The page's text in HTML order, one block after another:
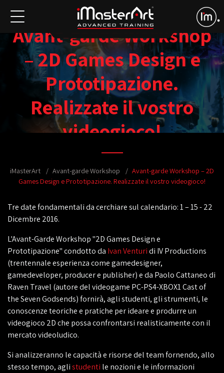
Avant-garde Workshop
– 2D Games Design e
Prototipazione.
Realizzate il vostro
videogioco!
iMasterArt Avant-garde Workshop
Avant-garde Workshop – 2D
Games Design e Prototipazione. Realizzate il vostro videogioco!
Tre date fondamentali da cerchiare sul calendario: 1 – 15 - 22
Dicembre 2016.
L'Avant-Garde Workshop "2D Games Design e
Prototipazione" condotto da Ivan Venturidi IV Productions
(trentennale esperienza come gamedesigner,
gamedeveloper, producer e publisher) e da Paolo Cattaneo di
Raven Travel (autore del videogame PC-PS4-XBOX1 Cast of
the Seven Godsends) fornirà, agli studenti, gli strumenti, le
conoscenze teoriche e pratiche per ideare e produrre un
videogioco 2D che possa confrontarsi realisticamente con il
mercato videoludico.
Si analizzeranno le capacità e risorse del team fornendo, allo
stesso tempo, aglistudenti le nozioni e le informazioni